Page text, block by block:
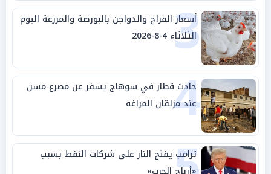
3
أسعار الفراخ والدواجن بالبورصة والمزرعة اليوم
الثلاثاء 4-8-2026
4
حادث قطار في سوهاج يسفر عن مصرع مسن
عند مزلقان المراغة
ترامب يفتح النار على شركات النفط بسبب